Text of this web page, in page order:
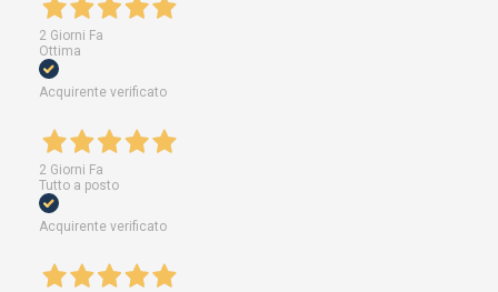
2 Giorni Fa
Ottima
Acquirente verificato
2 Giorni Fa
Tutto a posto
Acquirente verificato